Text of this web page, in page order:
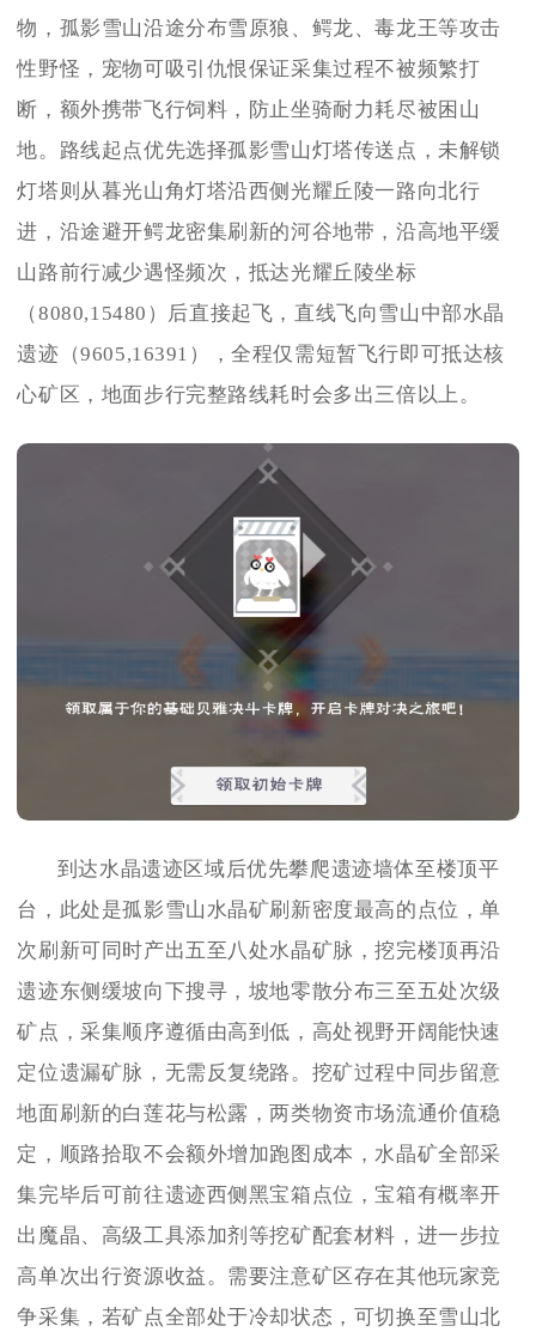
物，孤影雪山沿途分布雪原狼、鳄龙、毒龙王等攻击
性野怪，宠物可吸引仇恨保证采集过程不被频繁打
断，额外携带飞行饲料，防止坐骑耐力耗尽被困山
地。路线起点优先选择孤影雪山灯塔传送点，未解锁
灯塔则从暮光山角灯塔沿西侧光耀丘陵一路向北行
进，沿途避开鳄龙密集刷新的河谷地带，沿高地平缓
山路前行减少遇怪频次，抵达光耀丘陵坐标
（8080,15480）后直接起飞，直线飞向雪山中部水晶
遗迹（9605,16391），全程仅需短暂飞行即可抵达核
心矿区，地面步行完整路线耗时会多出三倍以上。
到达水晶遗迹区域后优先攀爬遗迹墙体至楼顶平
台，此处是孤影雪山水晶矿刷新密度最高的点位，单
次刷新可同时产出五至八处水晶矿脉，挖完楼顶再沿
遗迹东侧缓坡向下搜寻，坡地零散分布三至五处次级
矿点，采集顺序遵循由高到低，高处视野开阔能快速
定位遗漏矿脉，无需反复绕路。挖矿过程中同步留意
地面刷新的白莲花与松露，两类物资市场流通价值稳
定，顺路拾取不会额外增加跑图成本，水晶矿全部采
集完毕后可前往遗迹西侧黑宝箱点位，宝箱有概率开
出魔晶、高级工具添加剂等挖矿配套材料，进一步拉
高单次出行资源收益。需要注意矿区存在其他玩家竞
争采集，若矿点全部处于冷却状态，可切换至雪山北